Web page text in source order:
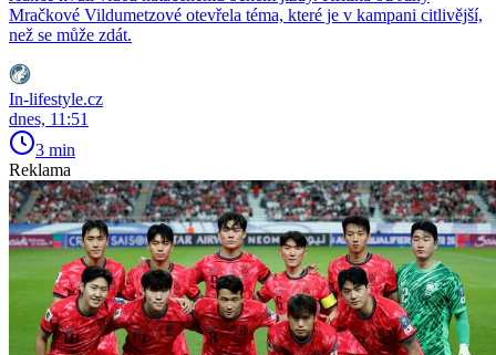
Mračkové Vildumetzové otevřela téma, které je v kampani citlivější,
než se může zdát.
In-lifestyle.cz
dnes, 11:51
3 min
Reklama